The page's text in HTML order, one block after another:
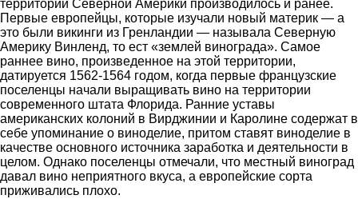
территории Северной Америки производилось и ранее.
Первые европейцы, которые изучали новый материк — а
это были викинги из Гренландии — называла Северную
Америку Винленд, то ест «землей винограда». Самое
раннее вино, произведенное на этой территории,
датируется 1562-1564 годом, когда первые французские
поселенцы начали выращивать вино на территории
современного штата Флорида. Ранние уставы
американских колоний в Вирджинии и Каролине содержат в
себе упоминание о виноделие, притом ставят виноделие в
качестве основного источника заработка и деятельности в
целом. Однако поселенцы отмечали, что местный виноград
давал вино неприятного вкуса, а европейские сорта
приживались плохо.